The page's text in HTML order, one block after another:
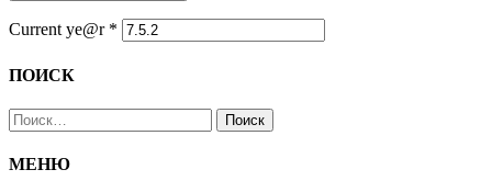
Current ye@r *
ПОИСК
Найти:
МЕНЮ